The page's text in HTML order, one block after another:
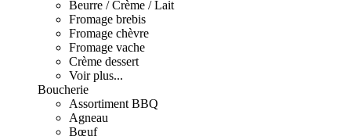
Beurre / Crème / Lait
Fromage brebis
Fromage chèvre
Fromage vache
Crème dessert
Voir plus...
Boucherie
Assortiment BBQ
Agneau
Bœuf